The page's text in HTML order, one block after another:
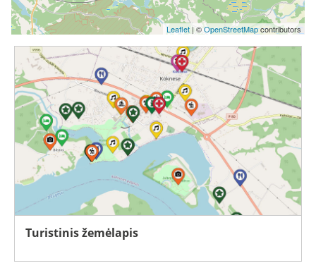
Leaflet | ©OpenStreetMapcontributors
Turistinis žemėlapis